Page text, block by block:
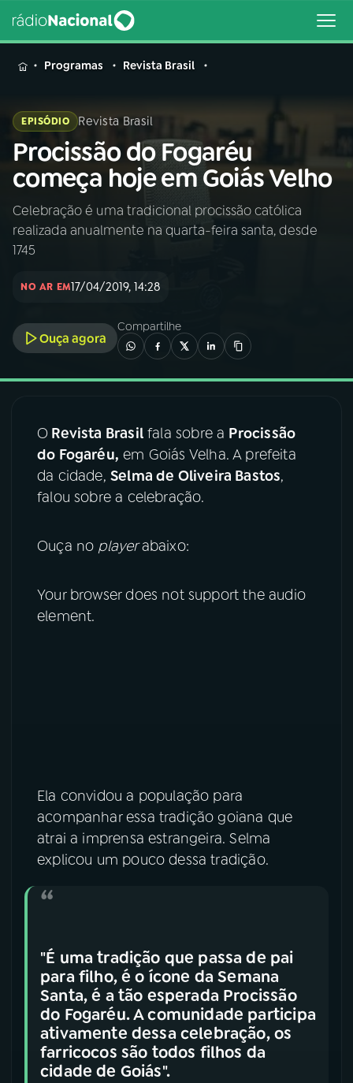
MENU
Buscar
na
Rádio
Nacional
Buscar
AO VIVO
01INÍCIO
02A RÁDIO
04 PROGRAMAS
05PODCASTS
06VIDEOCASTS
07 ÚLTIMAS
TikTok
Programas Revista Brasil
EPISÓDIO Revista Brasil
Procissão do Fogaréu
começa hoje em Goiás Velho
Celebração é uma tradicional procissão católica
realizada anualmente na quarta-feira santa, desde
1745
NO AR EM17/04/2019, 14:28
Ouça agora
Compartilhe
O Revista Brasilfala sobre a Procissão
do Fogaréu, em Goiás Velha. A prefeita
da cidade, Selma de Oliveira Bastos,
falou sobre a celebração.
Ouça no playerabaixo:
Your browser does not support the audio
element.
Ela convidou a população para
acompanhar essa tradição goiana que
atrai a imprensa estrangeira. Selma
explicou um pouco dessa tradição.
"É uma tradição que passa de pai
para filho, é o ícone da Semana
Santa, é a tão esperada Procissão
do Fogaréu. A comunidade participa
ativamente dessa celebração, os
farricocos são todos filhos da
cidade de Goiás".